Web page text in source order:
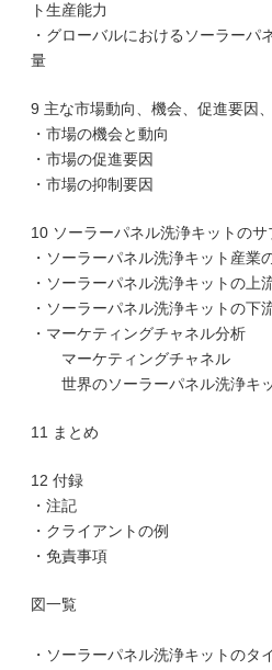
ト生産能力
・グローバルにおけるソーラーパ
量
9 主な市場動向、機会、促進要因
・市場の機会と動向
・市場の促進要因
・市場の抑制要因
10 ソーラーパネル洗浄キットの
・ソーラーパネル洗浄キット産業
・ソーラーパネル洗浄キットの上
・ソーラーパネル洗浄キットの下
・マーケティングチャネル分析
マーケティングチャネル
世界のソーラーパネル洗浄キ
11 まとめ
12 付録
・注記
・クライアントの例
・免責事項
図一覧
・ソーラーパネル洗浄キットのタ